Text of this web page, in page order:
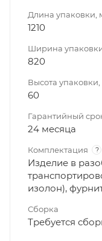
Длина упаковки,
1210
Ширина
820
Высота
60
Гарантийный
24 месяца
Комплектация ?
Изделие в
изолон),
Сборка
Требуется